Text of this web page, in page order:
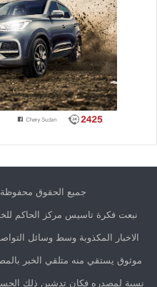
جميع الحقوق محفوظة
نبعت فكرة تاسيس مركز الحاكم
الاخبار المكذوبة وسط وسائل
موثوق يستقي منه متلقي الخبر
نسبة لمصدره فكان تدشين ذلك